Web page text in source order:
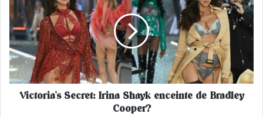
r
l
e
S
i
d
t
o
r
i
a
'
Victoria's Secret: Irina Shayk enceinte de Bradley
Cooper?